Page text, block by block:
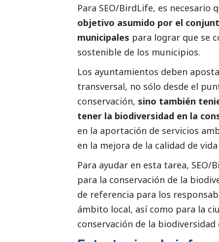
Para SEO/BirdLife, es necesario
objetivo asumido por el
municipales para lograr que se
sostenible de los municipios.
Los ayuntamientos deben
transversal, no sólo desde el
conservación, sino también
tener la biodiversidad en la
en la aportación de servicios
en la mejora de la calidad de
Para ayudar en esta tarea,
para la conservación de la
de referencia para los
ámbito local, así como para la
conservación de la